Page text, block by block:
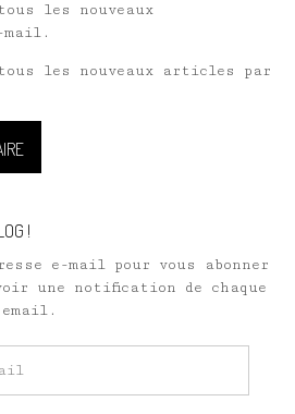
les nouveaux
mail.
tous les nouveaux articles par
!
e-mail pour vous abonner
une notification de chaque